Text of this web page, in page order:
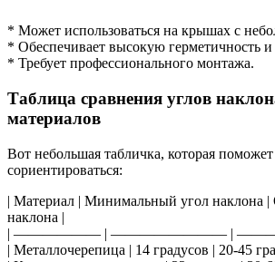
* Может использоваться на крышах с
* Обеспечивает высокую герметичность и
* Требует профессионального монтажа.
Таблица сравнения углов
материалов
Вот небольшая табличка, которая
сориентироваться:
| Материал | Минимальный угол наклона
наклона |
| —————— | ———————— |
| Металлочерепица | 14 градусов | 20-45